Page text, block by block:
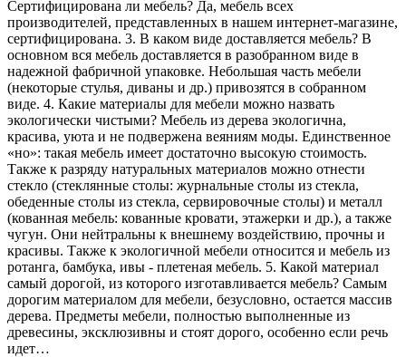
Сертифицирована ли мебель? Да, мебель всех
производителей, представленных в нашем интернет-магазине,
сертифицирована. 3. В каком виде доставляется мебель? В
основном вся мебель доставляется в разобранном виде в
надежной фабричной упаковке. Небольшая часть мебели
(некоторые стулья, диваны и др.) привозятся в собранном
виде. 4. Какие материалы для мебели можно назвать
экологически чистыми? Мебель из дерева экологична,
красива, уюта и не подвержена веяниям моды. Единственное
«но»: такая мебель имеет достаточно высокую стоимость.
Также к разряду натуральных материалов можно отнести
стекло (стеклянные столы: журнальные столы из стекла,
обеденные столы из стекла, сервировочные столы) и металл
(кованная мебель: кованные кровати, этажерки и др.), а также
чугун. Они нейтральны к внешнему воздействию, прочны и
красивы. Также к экологичной мебели относится и мебель из
ротанга, бамбука, ивы - плетеная мебель. 5. Какой материал
самый дорогой, из которого изготавливается мебель? Самым
дорогим материалом для мебели, безусловно, остается массив
дерева. Предметы мебели, полностью выполненные из
древесины, эксклюзивны и стоят дорого, особенно если речь
идет…